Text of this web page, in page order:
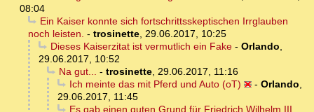
08:04
Ein Kaiser konnte sich fortschrittsskeptischen Irrglauben
noch leisten. - trosinette, 29.06.2017, 10:25
Dieses Kaiserzitat ist vermutlich ein Fake- Orlando,
29.06.2017, 10:52
Na gut... - trosinette, 29.06.2017, 11:16
Ich meinte das mit Pferd und Auto (oT)
- Orlando,
29.06.2017, 11:45
Es gab einen guten Grund für Friedrich Wilhelm III,